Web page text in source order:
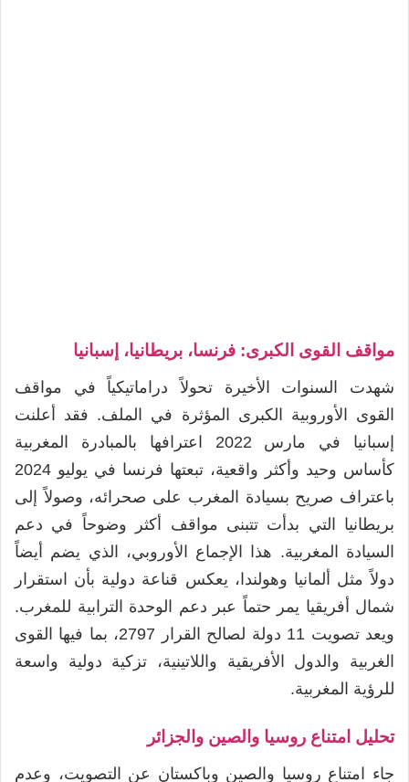
مواقف القوى الكبرى: فرنسا، بريطانيا، إسبانيا
شهدت السنوات الأخيرة تحولاً دراماتيكياً في مواقف
القوى الأوروبية الكبرى المؤثرة في الملف. فقد أعلنت
إسبانيا في مارس 2022 اعترافها بالمبادرة المغربية
كأساس وحيد وأكثر واقعية، تبعتها فرنسا في يوليو 2024
باعتراف صريح بسيادة المغرب على صحرائه، وصولاً إلى
بريطانيا التي بدأت تتبنى مواقف أكثر وضوحاً في دعم
السيادة المغربية. هذا الإجماع الأوروبي، الذي يضم أيضاً
دولاً مثل ألمانيا وهولندا، يعكس قناعة دولية بأن استقرار
شمال أفريقيا يمر حتماً عبر دعم الوحدة الترابية للمغرب.
ويعد تصويت 11 دولة لصالح القرار 2797، بما فيها القوى
الغربية والدول الأفريقية واللاتينية، تزكية دولية واسعة
للرؤية المغربية.
تحليل امتناع روسيا والصين والجزائر
جاء امتناع روسيا والصين وباكستان عن التصويت، وعدم